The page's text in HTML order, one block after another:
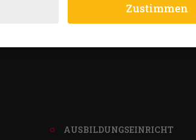
AUSBILDUNGSEINRICHT
Zustimmen